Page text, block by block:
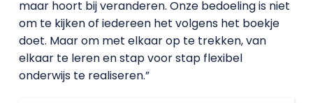
maar hoort bij veranderen. Onze bedoeling is niet
om te kijken of iedereen het volgens het boekje
doet. Maar om met elkaar op te trekken, van
elkaar te leren en stap voor stap flexibel
onderwijs te realiseren.”